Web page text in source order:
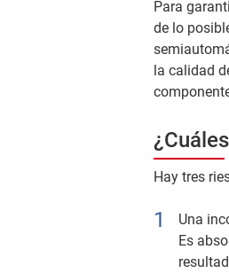
Para
de lo
la calidad
Hay tres
Una
Es